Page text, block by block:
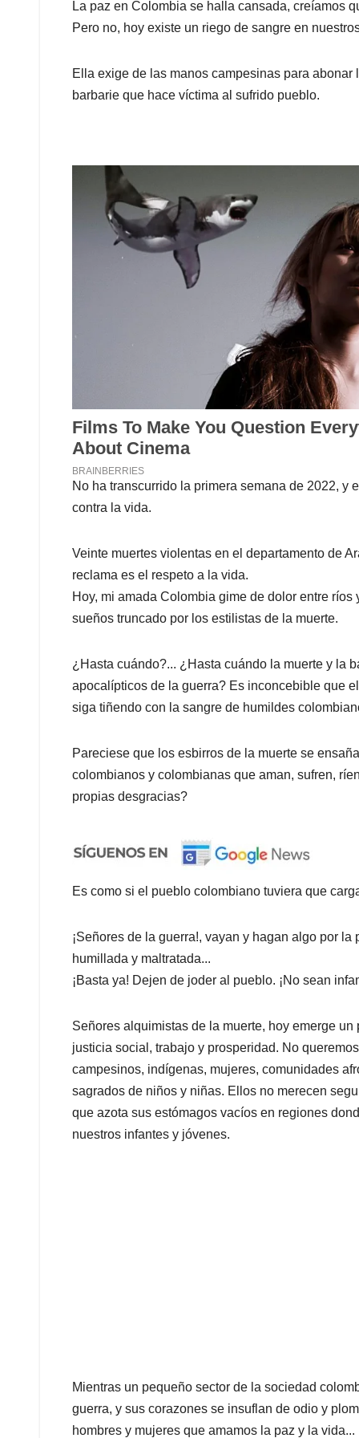
La paz en Colombia se halla cansada, creíamos
Pero no, hoy existe un riego de sangre en
Ella exige de las manos campesinas para
barbarie que hace víctima al sufrido pueblo.
No ha transcurrido la primera semana de 2022, y
contra la vida.
Veinte muertes violentas en el departamento de
reclama es el respeto a la vida.
Hoy, mi amada Colombia gime de dolor entre
sueños truncado por los estilistas de la muerte.
¿Hasta cuándo?... ¿Hasta cuándo la muerte y la
apocalípticos de la guerra? Es inconcebible que
siga tiñendo con la sangre de humildes
Pareciese que los esbirros de la muerte se
colombianos y colombianas que aman, sufren,
propias desgracias?
Es como si el pueblo colombiano tuviera que
¡Señores de la guerra!, vayan y hagan algo por
humillada y maltratada...
¡Basta ya! Dejen de joder al pueblo. ¡No sean
Señores alquimistas de la muerte, hoy emerge
justicia social, trabajo y prosperidad. No
campesinos, indígenas, mujeres, comunidades
sagrados de niños y niñas. Ellos no merecen
que azota sus estómagos vacíos en regiones
nuestros infantes y jóvenes.
Mientras un pequeño sector de la sociedad
guerra, y sus corazones se insuflan de odio y
hombres y mujeres que amamos la paz y la vida...